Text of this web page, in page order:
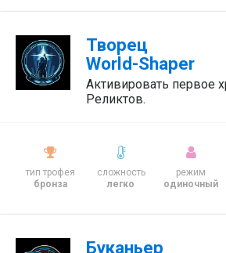
Творец
World-Shaper
Активировать первое
Реликтов.
тип трофея
бронза
сложность
легко
режим
одиночный
Буканьер